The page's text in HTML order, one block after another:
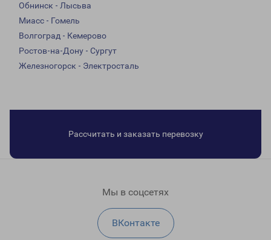
Обнинск - Лысьва
Миасс - Гомель
Волгоград - Кемерово
Ростов-на-Дону - Сургут
Железногорск - Электросталь
Рассчитать и заказать перевозку
Мы в соцсетях
ВКонтакте